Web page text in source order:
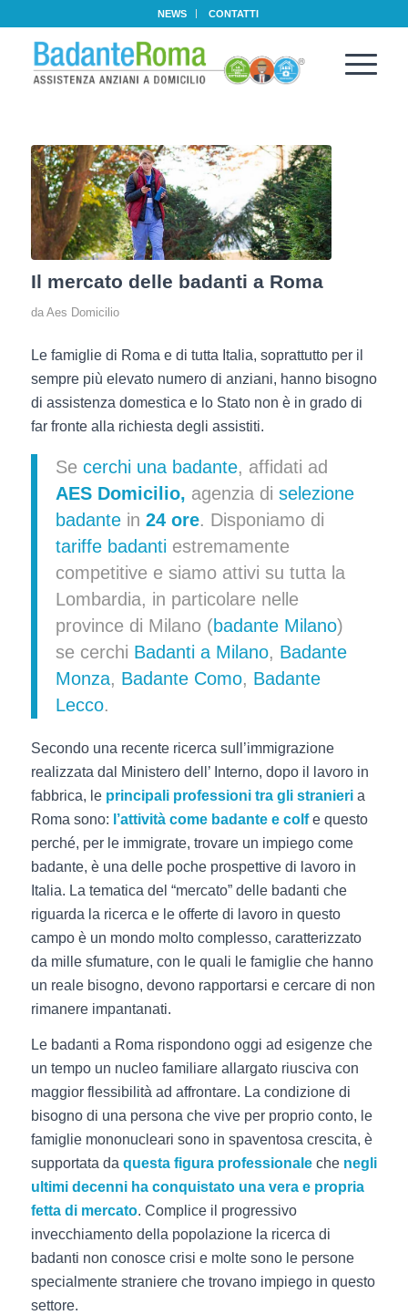
NEWS CONTATTI
Il mercato delle badanti a Roma
da Aes Domicilio
Le famiglie di Roma e di tutta Italia, soprattutto per il
sempre più elevato numero di anziani, hanno bisogno
di assistenza domestica e lo Stato non è in grado di
far fronte alla richiesta degli assistiti.
Se cerchi una badante, affidati ad
AES Domicilio, agenzia di selezione
badantein 24 ore. Disponiamo di
tariffe badanti estremamente
competitive e siamo attivi su tutta la
Lombardia, in particolare nelle
province di Milano (badante Milano)
se cerchi Badanti a Milano, Badante
Monza, Badante Como, Badante
Lecco.
Secondo una recente ricerca sull’immigrazione
realizzata dal Ministero dell’ Interno, dopo il lavoro in
fabbrica, le principali professioni tra gli stranieria
Roma sono: l’attività come badante e colfe questo
perché, per le immigrate, trovare un impiego come
badante, è una delle poche prospettive di lavoro in
Italia. La tematica del “mercato” delle badanti che
riguarda la ricerca e le offerte di lavoro in questo
campo è un mondo molto complesso, caratterizzato
da mille sfumature, con le quali le famiglie che hanno
un reale bisogno, devono rapportarsi e cercare di non
rimanere impantanati.
Le badanti a Roma rispondono oggi ad esigenze che
un tempo un nucleo familiare allargato riusciva con
maggior flessibilità ad affrontare. La condizione di
bisogno di una persona che vive per proprio conto, le
famiglie mononucleari sono in spaventosa crescita, è
supportata da questa figura professionaleche negli
ultimi decenni ha conquistato una vera e propria
fetta di mercato. Complice il progressivo
invecchiamento della popolazione la ricerca di
badanti non conosce crisi e molte sono le persone
specialmente straniere che trovano impiego in questo
settore.